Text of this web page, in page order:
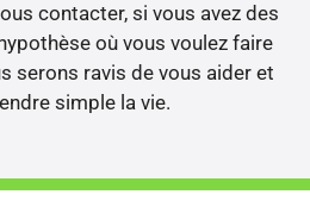
contacter, si vous avez des
où vous voulez faire
serons ravis de vous aider et
simple la vie.